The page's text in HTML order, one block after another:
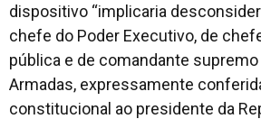
dispositivo “implicaria
chefe do Poder Executivo, de
pública e de comandante
Armadas, expressamente
constitucional ao presidente da